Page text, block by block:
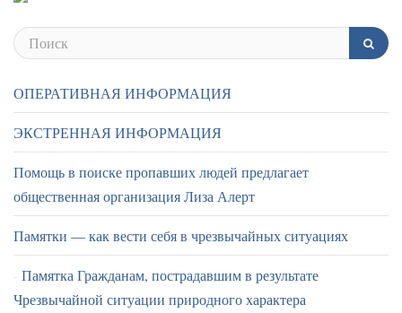
ОПЕРАТИВНАЯ ИНФОРМАЦИЯ
ЭКСТРЕННАЯ ИНФОРМАЦИЯ
Помощь в поиске пропавших людей предлагает
общественная организация Лиза Алерт
Памятки — как вести себя в чрезвычайных ситуациях
Памятка Гражданам, пострадавшим в результате
Чрезвычайной ситуации природного характера